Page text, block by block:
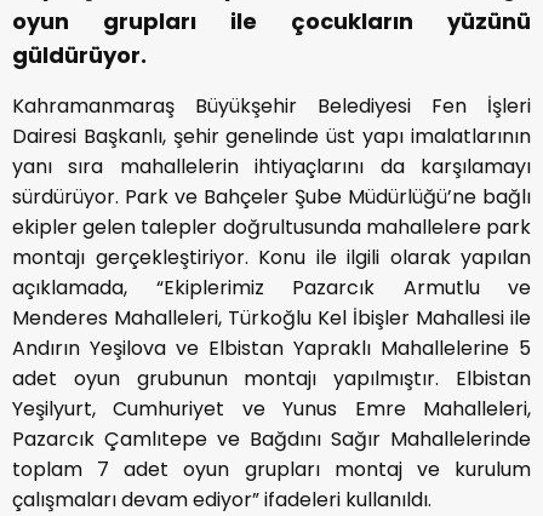
oyun grupları ile çocukların yüzünü
güldürüyor.
Kahramanmaraş Büyükşehir Belediyesi Fen İşleri
Dairesi Başkanlı, şehir genelinde üst yapı imalatlarının
yanı sıra mahallelerin ihtiyaçlarını da karşılamayı
sürdürüyor. Park ve Bahçeler Şube Müdürlüğü’ne bağlı
ekipler gelen talepler doğrultusunda mahallelere park
montajı gerçekleştiriyor. Konu ile ilgili olarak yapılan
açıklamada, “Ekiplerimiz Pazarcık Armutlu ve
Menderes Mahalleleri, Türkoğlu Kel İbişler Mahallesi ile
Andırın Yeşilova ve Elbistan Yapraklı Mahallelerine 5
adet oyun grubunun montajı yapılmıştır. Elbistan
Yeşilyurt, Cumhuriyet ve Yunus Emre Mahalleleri,
Pazarcık Çamlıtepe ve Bağdını Sağır Mahallelerinde
toplam 7 adet oyun grupları montaj ve kurulum
çalışmaları devam ediyor” ifadeleri kullanıldı.